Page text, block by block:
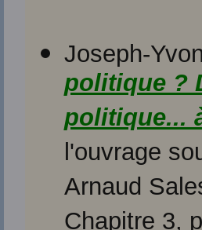
Joseph-
politique ?
politique...
l'ouvrage
Arnaud